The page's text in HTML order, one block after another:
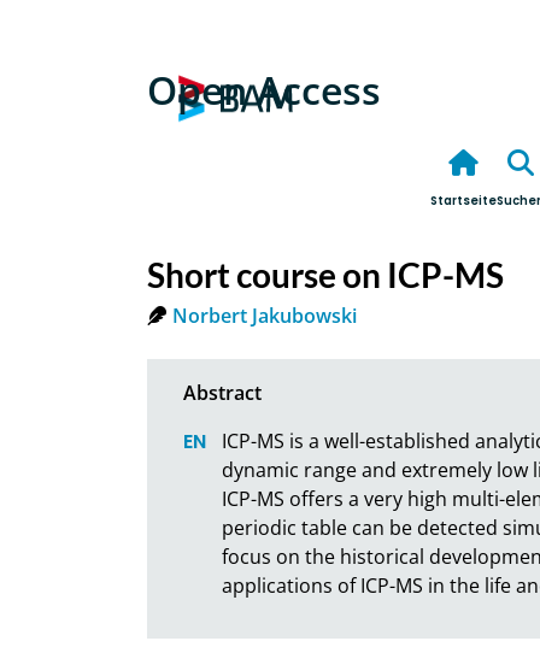
Open Access
Startseite
Short course on ICP-MS
Norbert Jakubowski
ICP-MS is a well-established
dynamic range and extremely
ICP-MS offers a very high multi-
periodic table can be detected
focus on the historical
applications of ICP-MS in the life